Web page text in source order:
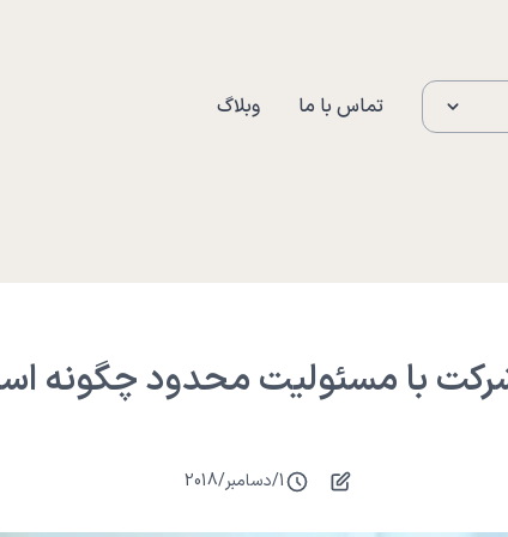
وبلاگ تماس با ما
با مسئولیت محدود چگونه
1
/دسامبر/
2018